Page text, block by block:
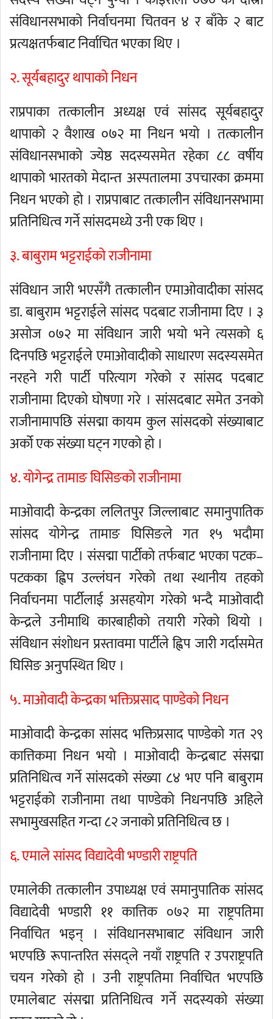
संविधानसभाको निर्वाचनमा चितवन ४ र बाँके २ बाट
प्रत्यक्षतर्फबाट निर्वाचित भएका थिए ।
२. सूर्यबहादुर थापाको निधन
राप्रपाका तत्कालीन अध्यक्ष एवं सांसद सूर्यबहादुर
थापाको २ वैशाख ०७२ मा निधन भयो । तत्कालीन
संविधानसभाको ज्येष्ठ सदस्यसमेत रहेका ८८ वर्षीय
थापाको भारतको मेदान्त अस्पतालमा उपचारका क्रममा
निधन भएको हो । राप्रपाबाट तत्कालीन संविधानसभामा
प्रतिनिधित्व गर्ने सांसदमध्ये उनी एक थिए ।
३. बाबुराम भट्टराईको राजीनामा
संविधान जारी भएसँगै तत्कालीन एमाओवादीका सांसद
डा. बाबुराम भट्टराईले सांसद पदबाट राजीनामा दिए । ३
असोज ०७२ मा संविधान जारी भयो भने त्यसको ६
दिनपछि भट्टराईले एमाओवादीको साधारण सदस्यसमेत
नरहने गरी पार्टी परित्याग गरेको र सांसद पदबाट
राजीनामा दिएको घोषणा गरे । सांसदबाट समेत उनको
राजीनामापछि संसद्मा कायम कुल सांसदको संख्याबाट
अर्को एक संख्या घट्न गएको हो ।
४. योगेन्द्र तामाङ घिसिङको राजीनामा
माओवादी केन्द्रका ललितपुर जिल्लाबाट समानुपातिक
सांसद योगेन्द्र तामाङ घिसिङले गत १५ भदौमा
राजीनामा दिए । संसद्मा पार्टीको तर्फबाट भएका पटक–
पटकका ह्विप उल्लंघन गरेको तथा स्थानीय तहको
निर्वाचनमा पार्टीलाई असहयोग गरेको भन्दै माओवादी
केन्द्रले उनीमाथि कारबाहीको तयारी गरेको थियो ।
संविधान संशोधन प्रस्तावमा पार्टीले ह्विप जारी गर्दासमेत
घिसिङ अनुपस्थित थिए ।
५. माओवादी केन्द्रका भक्तिप्रसाद पाण्डेको निधन
माओवादी केन्द्रका सांसद भक्तिप्रसाद पाण्डेको गत २९
कात्तिकमा निधन भयो । माओवादी केन्द्रबाट संसद्मा
प्रतिनिधित्व गर्ने सांसदको संख्या ८४ भए पनि बाबुराम
भट्टराईको राजीनामा तथा पाण्डेको निधनपछि अहिले
सभामुखसहित गन्दा ८२ जनाको प्रतिनिधित्व छ ।
६. एमाले सांसद विद्यादेवी भण्डारी राष्ट्रपति
एमालेकी तत्कालीन उपाध्यक्ष एवं समानुपातिक सांसद
विद्यादेवी भण्डारी ११ कात्तिक ०७२ मा राष्ट्रपतिमा
निर्वाचित भइन् । संविधानसभाबाट संविधान जारी
भएपछि रूपान्तरित संसद्ले नयाँ राष्ट्रपति र उपराष्ट्रपति
चयन गरेको हो । उनी राष्ट्रपतिमा निर्वाचित भएपछि
एमालेबाट संसद्मा प्रतिनिधित्व गर्ने सदस्यको संख्या